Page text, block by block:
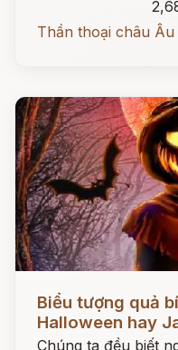
Thần thoại châu Âu
Đọc ngay
Biểu tượng quả
Halloween hay
Chúng ta đều biết